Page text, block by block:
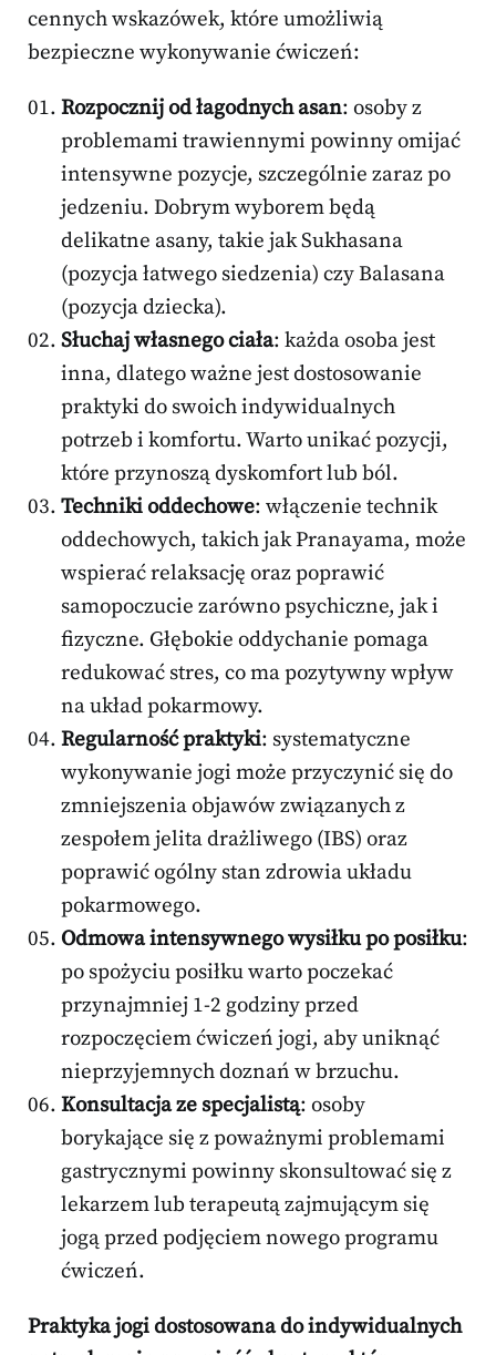
cennych wskazówek, które umożliwią
bezpieczne wykonywanie ćwiczeń:
Rozpocznij od łagodnych asan: osoby z
problemami trawiennymi powinny omijać
intensywne pozycje, szczególnie zaraz po
jedzeniu. Dobrym wyborem będą
delikatne asany, takie jak Sukhasana
(pozycja łatwego siedzenia) czy Balasana
(pozycja dziecka).
Słuchaj własnego ciała: każda osoba jest
inna, dlatego ważne jest dostosowanie
praktyki do swoich indywidualnych
potrzeb i komfortu. Warto unikać pozycji,
które przynoszą dyskomfort lub ból.
Techniki oddechowe: włączenie technik
oddechowych, takich jak Pranayama, może
wspierać relaksację oraz poprawić
samopoczucie zarówno psychiczne, jak i
fizyczne. Głębokie oddychanie pomaga
redukować stres, co ma pozytywny wpływ
na układ pokarmowy.
Regularność praktyki: systematyczne
wykonywanie jogi może przyczynić się do
zmniejszenia objawów związanych z
zespołem jelita drażliwego (IBS) oraz
poprawić ogólny stan zdrowia układu
pokarmowego.
Odmowa intensywnego wysiłku po posiłku:
po spożyciu posiłku warto poczekać
przynajmniej 1-2 godziny przed
rozpoczęciem ćwiczeń jogi, aby uniknąć
nieprzyjemnych doznań w brzuchu.
Konsultacja ze specjalistą: osoby
borykające się z poważnymi problemami
gastrycznymi powinny skonsultować się z
lekarzem lub terapeutą zajmującym się
jogą przed podjęciem nowego programu
ćwiczeń.
Praktyka jogi dostosowana do indywidualnych